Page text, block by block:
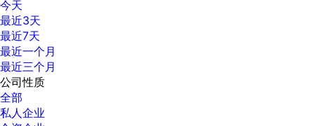
今天
最近3天
最近7天
最近一个月
最近三个月
公司性质
全部
私人企业